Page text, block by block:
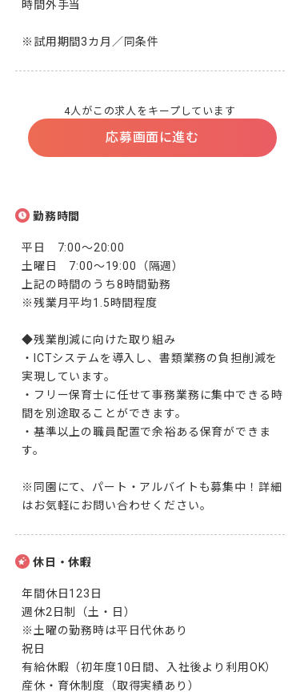
時間外手当
※試用期間3カ月／同条件
4人がこの求人をキープしています
応募画面に進む
勤務時間
平日　7:00～20:00
土曜日　7:00～19:00（隔週）
上記の時間のうち8時間勤務
※残業月平均1.5時間程度
◆残業削減に向けた取り組み
・ICTシステムを導入し、書類業務の負担削減を
実現しています。
・フリー保育士に任せて事務業務に集中できる時
間を別途取ることができます。
・基準以上の職員配置で余裕ある保育ができま
す。
※同園にて、パート・アルバイトも募集中！詳細
はお気軽にお問い合わせください。
休日・休暇
年間休日123日
週休2日制（土・日）
※土曜の勤務時は平日代休あり
祝日
有給休暇（初年度10日間、入社後より利用OK）
産休・育休制度（取得実績あり）